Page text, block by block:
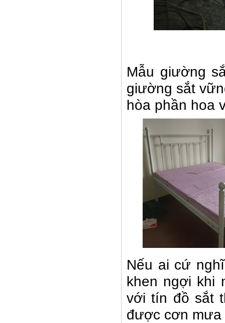
Mẫu giường
giường sắt
hòa phần hoa
Nếu ai cứ
khen ngợi khi
với tín đồ sắt
được cơn mưa